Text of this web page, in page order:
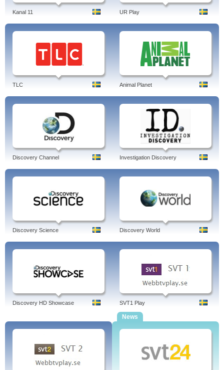
Kanal 11 UR Play
TLC Animal Planet
Discovery Channel Investigation Discovery
Discovery Science Discovery World
Discovery HD Showcase SVT1 Play
News